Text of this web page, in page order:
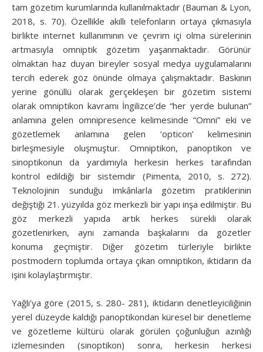
tam gözetim kurumlarında kullanılmaktadır (Bauman & Lyon,
2018, s. 70). Özellikle akıllı telefonların ortaya çıkmasıyla
birlikte internet kullanımının ve çevrim içi olma sürelerinin
artmasıyla omniptik gözetim yaşanmaktadır. Görünür
olmaktan haz duyan bireyler sosyal medya uygulamalarını
tercih ederek göz önünde olmaya çalışmaktadır. Baskının
yerine gönüllü olarak gerçekleşen bir gözetim sistemi
olarak omniptikon kavramı İngilizce’de “her yerde bulunan”
anlamına gelen omnipresence kelimesinde “Omni” eki ve
gözetlemek anlamına gelen ‘opticon’ kelimesinin
birleşmesiyle oluşmuştur. Omniptikon, panoptikon ve
sinoptikonun da yardımıyla herkesin herkes tarafından
kontrol edildiği bir sistemdir (Pimenta, 2010, s. 272).
Teknolojinin sunduğu imkânlarla gözetim pratiklerinin
değiştiği 21. yüzyılda göz merkezli bir yapı inşa edilmiştir. Bu
göz merkezli yapıda artık herkes sürekli olarak
gözetlenirken, aynı zamanda başkalarını da gözetler
konuma geçmiştir. Diğer gözetim türleriyle birlikte
postmodern toplumda ortaya çıkan omniptikon, iktidarın da
işini kolaylaştırmıştır.
Yağlı’ya göre (2015, s. 280- 281), iktidarın denetleyiciliğinin
yerel düzeyde kaldığı panoptikondan küresel bir denetleme
ve gözetleme kültürü olarak görülen çoğunluğun azınlığı
izlemesinden (sinoptikon) sonra, herkesin herkesi